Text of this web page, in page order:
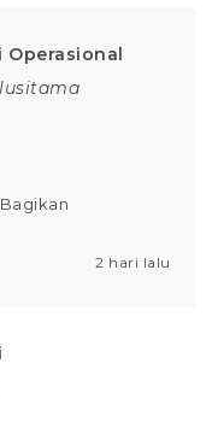
Operasional
Bagikan
2 hari lalu